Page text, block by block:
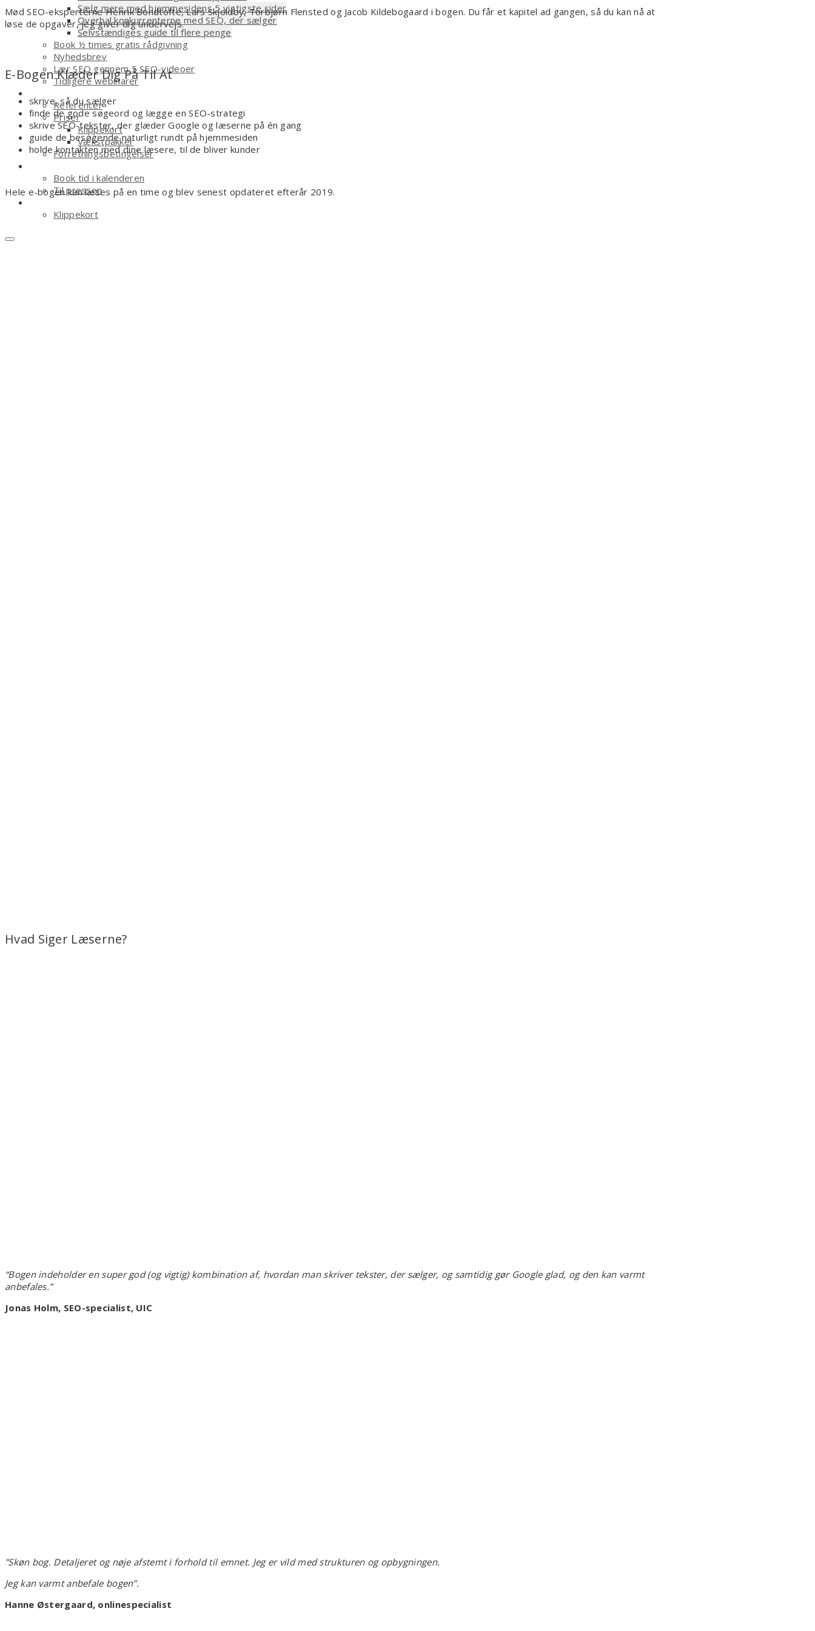
Sælg mere med hjemmesidens 5 vigtigste sider
Overhal konkurrenterne med SEO, der sælger
Selvstændiges guide til flere penge
Book ½ times gratis rådgivning
Nyhedsbrev
Lær SEO gennem 5 SEO-videoer
Tidligere webinarer
Referencer
Priser
Klippekort
Vækstpakker
Forretningsbetingelser
Book tid i kalenderen
Til pressen
Klippekort
Mød SEO-eksperterne Henrik Bondtofte, Lars Skjoldby, Torbjørn Flensted og Jacob Kildebogaard i bogen. Du får et kapitel ad gangen, så du kan nå at
løse de opgaver, jeg giver dig undervejs.
E-Bogen Klæder Dig På Til At
skrive, så du sælger
finde de gode søgeord og lægge en SEO-strategi
skrive SEO-tekster, der glæder Google og læserne på én gang
guide de besøgende naturligt rundt på hjemmesiden
holde kontakten med dine læsere, til de bliver kunder
Hele e-bogen kan læses på en time og blev senest opdateret efterår 2019.
Hvad Siger Læserne?
“Bogen indeholder en super god (og vigtig) kombination af, hvordan man skriver tekster, der sælger, og samtidig gør Google glad, og den kan varmt
anbefales.”
Jonas Holm, SEO-specialist, UIC
”Skøn bog. Detaljeret og nøje afstemt i forhold til emnet. Jeg er vild med strukturen og opbygningen.
Jeg kan varmt anbefale bogen”.
Hanne Østergaard, onlinespecialist